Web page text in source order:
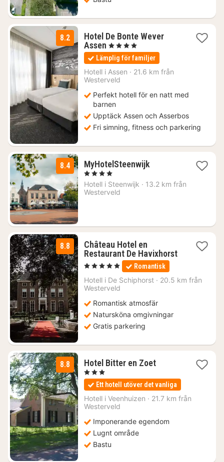
8.2
Hotel De Bonte Wever
Assen 1
natt
från
1066
kr.
, 4 Stjärnor
Lämplig för familjer
Hotell i Assen · 21.6 km från
Westerveld
Perfekt hotell för en natt med
barnen
Upptäck Assen och Asserbos
Fri simning, fitness och parkering
8.4 MyHotelSteenwijk1
från
, 4 Stjärnor
Hotell i Steenwijk · 13.2 km från
Westerveld
8.8
Château Hotel en
Restaurant De Havixhorst
1
natt
från
1743
, 5 Stjärnor Romantisk
Hotell i De Schiphorst · 20.5 km från
Westerveld
Romantisk atmosfär
Natursköna omgivningar
Gratis parkering
8.8 Hotel Bitter en Zoet1
från
1436
kr.
, 3 Stjärnor
Ett hotell utöver det vanliga
Hotell i Veenhuizen · 21.7 km från
Westerveld
Imponerande egendom
Lugnt område
Bastu